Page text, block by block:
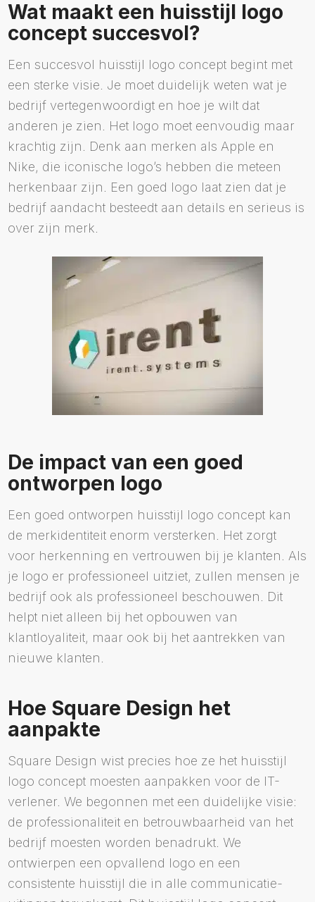
Wat maakt een huisstijl logo
concept succesvol?
Een succesvol huisstijl logo concept begint met
een sterke visie. Je moet duidelijk weten wat je
bedrijf vertegenwoordigt en hoe je wilt dat
anderen je zien. Het logo moet eenvoudig maar
krachtig zijn. Denk aan merken als Apple en
Nike, die iconische logo’s hebben die meteen
herkenbaar zijn. Een goed logo laat zien dat je
bedrijf aandacht besteedt aan details en serieus is
over zijn merk.
De impact van een goed
ontworpen logo
Een goed ontworpen huisstijl logo concept kan
de merkidentiteit enorm versterken. Het zorgt
voor herkenning en vertrouwen bij je klanten. Als
je logo er professioneel uitziet, zullen mensen je
bedrijf ook als professioneel beschouwen. Dit
helpt niet alleen bij het opbouwen van
klantloyaliteit, maar ook bij het aantrekken van
nieuwe klanten.
Hoe Square Design het
aanpakte
Square Design wist precies hoe ze het huisstijl
logo concept moesten aanpakken voor de IT-
verlener. We begonnen met een duidelijke visie:
de professionaliteit en betrouwbaarheid van het
bedrijf moesten worden benadrukt. We
ontwierpen een opvallend logo en een
consistente huisstijl die in alle communicatie-